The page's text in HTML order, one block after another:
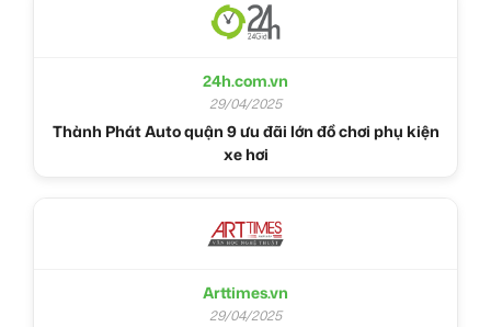
24h.com.vn
29/04/2025
Thành Phát Auto quận 9 ưu đãi lớn đồ chơi phụ kiện
xe hơi
Arttimes.vn
29/04/2025